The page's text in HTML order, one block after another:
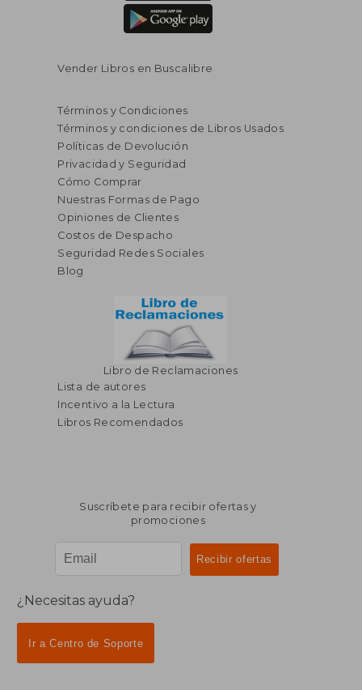
55%
dcto.
S/ 248,88
S/ 111,99
Vender Libros en Buscalibre
Términos y Condiciones
Términos y condiciones de Libros Usados
Políticas de Devolución
Privacidad y Seguridad
Cómo Comprar
Nuestras Formas de Pago
Opiniones de Clientes
Costos de Despacho
Seguridad Redes Sociales
Blog
Libro de Reclamaciones
Lista de autores
Incentivo a la Lectura
Libros Recomendados
Suscríbete para recibir ofertas y
promociones
¿Necesitas ayuda?
Ir a Centro de Soporte